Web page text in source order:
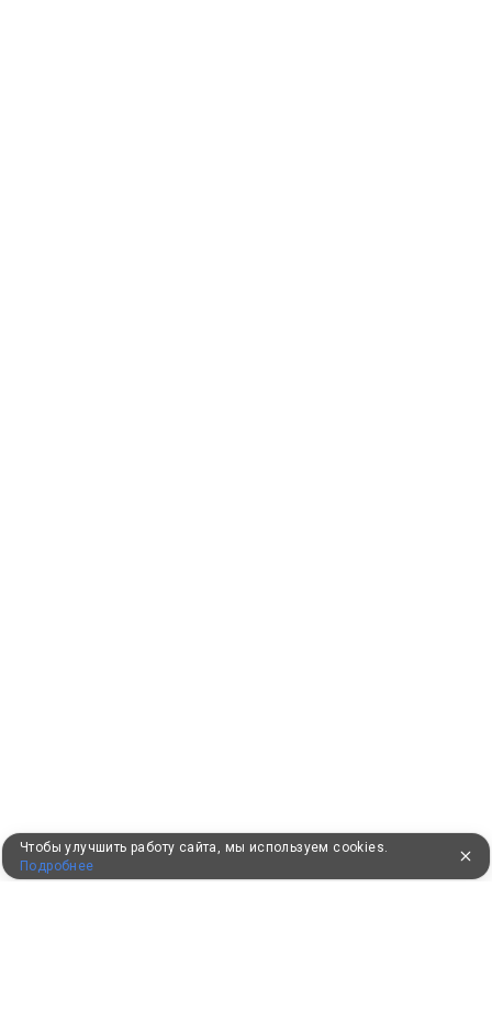
Чтобы улучшить работу сайта, мы используем cookies.
Подробнее